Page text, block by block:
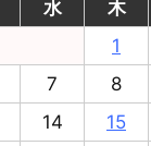
水 木
1
7 8
14 15